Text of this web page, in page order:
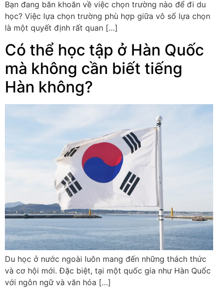
Bạn đang băn khoăn về việc chọn trường nào để đi du
học? Việc lựa chọn trường phù hợp giữa vô số lựa chọn
là một quyết định rất quan […]
Có thể học tập ở Hàn Quốc
mà không cần biết tiếng
Hàn không?
Du học ở nước ngoài luôn mang đến những thách thức
và cơ hội mới. Đặc biệt, tại một quốc gia như Hàn Quốc
với ngôn ngữ và văn hóa […]